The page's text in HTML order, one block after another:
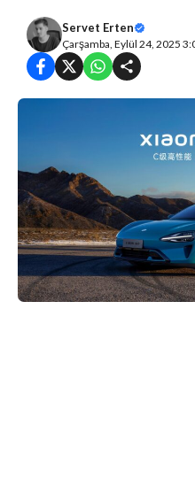
Servet Erten
Çarşamba, Eylül 24, 2025